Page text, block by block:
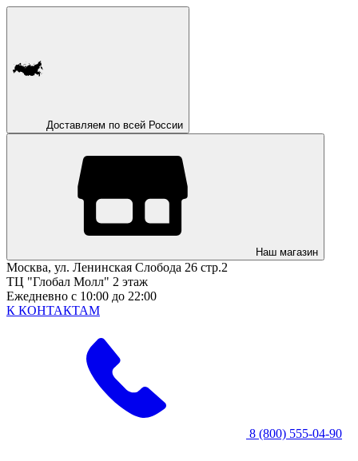
Доставляем по всей России
Наш магазин
Москва, ул. Ленинская Слобода 26 стр.2
ТЦ "Глобал Молл" 2 этаж
Ежедневно с 10:00 до 22:00
К КОНТАКТАМ
8 (800) 555-04-90